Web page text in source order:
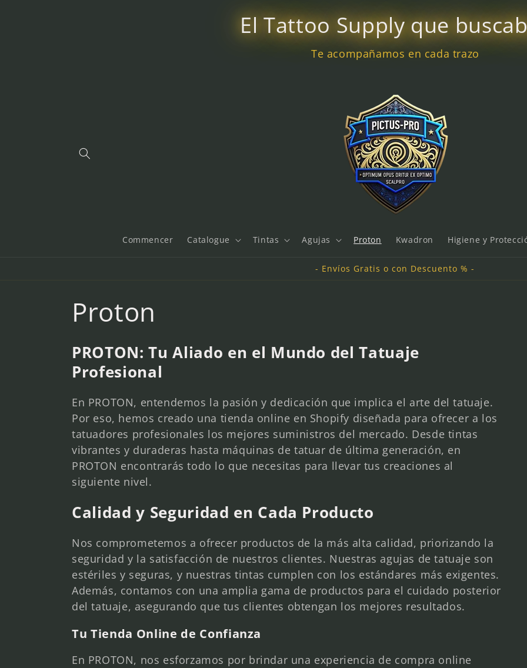
El Tattoo Supply que
Te acompañamos en cada trazo
Commencer Catalogue Tintas Agujas Proton Kwadron Higiene y
- Envíos Gratis o con Descuento % -
C
o
l
l
e
c
t
i
o
n
:
Proton
PROTON: Tu Aliado en el Mundo del Tatuaje
Profesional
En PROTON, entendemos la pasión y dedicación que implica el arte del tatuaje.
Por eso, hemos creado una tienda online en Shopify diseñada para ofrecer a los
tatuadores profesionales los mejores suministros del mercado. Desde tintas
vibrantes y duraderas hasta máquinas de tatuar de última generación, en
PROTON encontrarás todo lo que necesitas para llevar tus creaciones al
siguiente nivel.
Calidad y Seguridad en Cada Producto
Nos comprometemos a ofrecer productos de la más alta calidad, priorizando la
seguridad y la satisfacción de nuestros clientes. Nuestras agujas de tatuaje son
estériles y seguras, y nuestras tintas cumplen con los estándares más exigentes.
Además, contamos con una amplia gama de productos para el cuidado posterior
del tatuaje, asegurando que tus clientes obtengan los mejores resultados.
Tu Tienda Online de Confianza
En PROTON, nos esforzamos por brindar una experiencia de compra online